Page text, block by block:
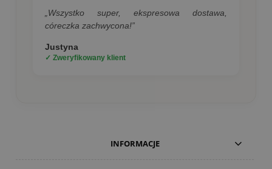
„Wszystko super, ekspresowa dostawa,
córeczka zachwycona!”
Justyna
✓ Zweryfikowany klient
INFORMACJE